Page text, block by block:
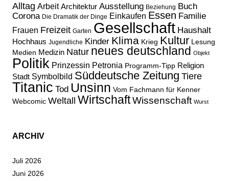
Alltag Arbeit Architektur Ausstellung Beziehung Buch
Corona Die Dramatik der Dinge Einkaufen Essen Familie
Frauen Freizeit Garten Gesellschaft Haushalt
Hochhaus Jugendliche Kinder Klima Krieg Kultur Lesung
Medien Medizin Natur neues deutschland Objekt
Politik Prinzessin Petronia Programm-Tipp Religion
Stadt Symbolbild Süddeutsche Zeitung Tiere
Titanic Tod Unsinn Vom Fachmann für Kenner
Webcomic Weltall WirtschaftWissenschaft Wurst
ARCHIV
Juli 2026
Juni 2026